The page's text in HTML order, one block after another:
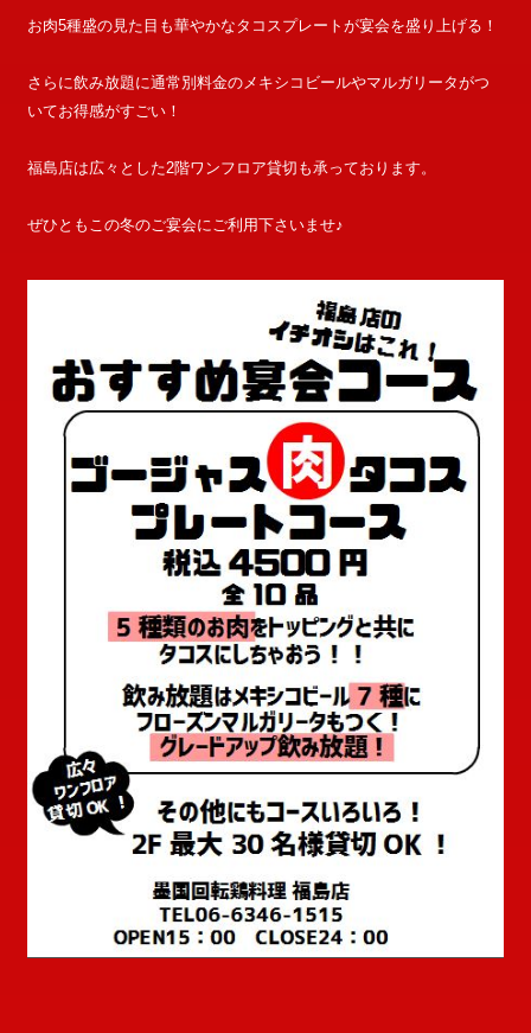
お肉5種盛の見た目も華やかなタコスプレートが宴会を盛り上げる！
さらに飲み放題に通常別料金のメキシコビールやマルガリータがつ
いてお得感がすごい！
福島店は広々とした2階ワンフロア貸切も承っております。
ぜひともこの冬のご宴会にご利用下さいませ♪